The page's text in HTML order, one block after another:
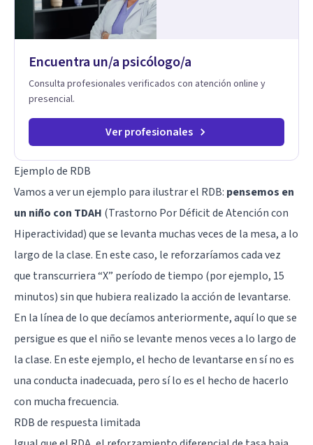
Encuentra un/a psicólogo/a
Consulta profesionales verificados con atención online y
presencial.
Ver profesionales
Ejemplo de RDB
Vamos a ver un ejemplo para ilustrar el RDB: pensemos en
un niño con TDAH (Trastorno Por Déficit de Atención con
Hiperactividad) que se levanta muchas veces de la mesa, a lo
largo de la clase. En este caso, le reforzaríamos cada vez
que transcurriera “X” período de tiempo (por ejemplo, 15
minutos) sin que hubiera realizado la acción de levantarse.
En la línea de lo que decíamos anteriormente, aquí lo que se
persigue es que el niño se levante menos veces a lo largo de
la clase. En este ejemplo, el hecho de levantarse en sí no es
una conducta inadecuada, pero sí lo es el hecho de hacerlo
con mucha frecuencia.
RDB de respuesta limitada